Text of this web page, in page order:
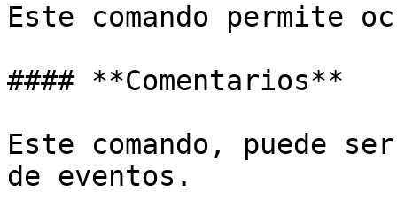
Este comando permite
#### **Comentarios**
Este comando, puede
de eventos.